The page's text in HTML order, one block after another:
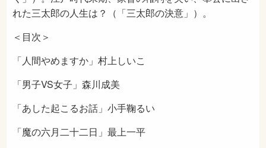
れた三太郎の人生は？（「三太郎の決意」）。
＜目次＞
「人間やめますか」村上しいこ
「男子VS女子」森川成美
「あした起こるお話」小手鞠るい
「魔の六月二十二日」最上一平